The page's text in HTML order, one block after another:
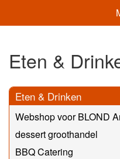
Eten &
Eten & Drinken
Webshop voor BLOND
dessert groothandel
BBQ Catering